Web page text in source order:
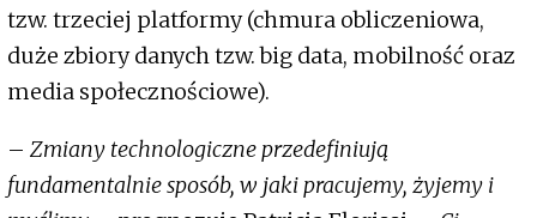
tzw. trzeciej platformy (chmura obliczeniowa,
duże zbiory danych tzw. big data, mobilność oraz
media społecznościowe).
– Zmiany technologiczne przedefiniują
fundamentalnie sposób, w jaki pracujemy, żyjemy i